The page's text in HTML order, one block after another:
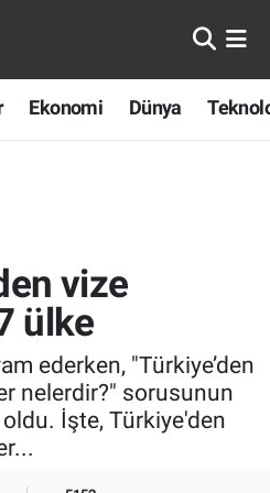
Ekonomi Dünya
vize
ülke
ederken, "Türkiye’den
nelerdir?" sorusunun
İşte, Türkiye'den
ve Fikstür